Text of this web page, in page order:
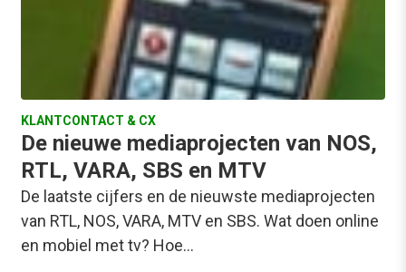
KLANTCONTACT & CX
De nieuwe mediaprojecten van NOS,
RTL, VARA, SBS en MTV
De laatste cijfers en de nieuwste mediaprojecten
van RTL, NOS, VARA, MTV en SBS. Wat doen online
en mobiel met tv? Hoe…